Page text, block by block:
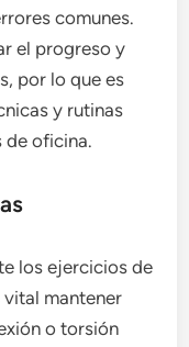
comunes.
el progreso y
por lo que es
y rutinas
de oficina.
los ejercicios de
vital mantener
o torsión